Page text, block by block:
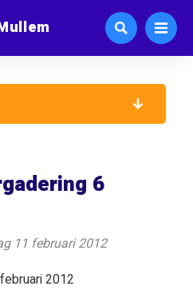
6
11 februari 2012
2012